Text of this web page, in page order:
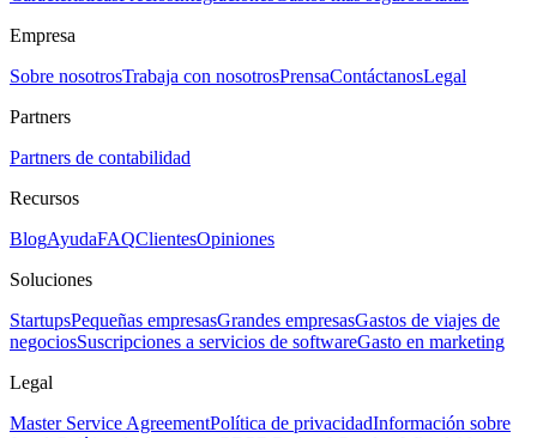
Empresa
Sobre nosotrosTrabaja con nosotrosPrensaContáctanosLegal
Partners
Partners de contabilidad
Recursos
BlogAyudaFAQClientesOpiniones
Soluciones
StartupsPequeñas empresasGrandes empresasGastos de viajes de
negociosSuscripciones a servicios de softwareGasto en marketing
Legal
Master Service AgreementPolítica de privacidadInformación sobre